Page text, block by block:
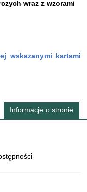
wraz z wzorami
wskazanymi kartami
Informacje o stronie